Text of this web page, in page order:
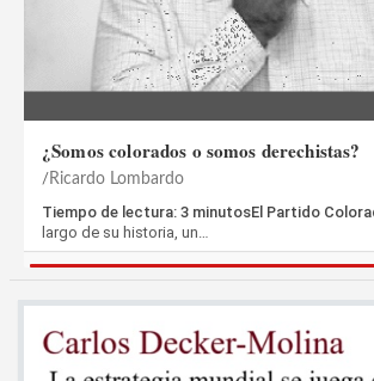
¿Somos colorados o somos derechistas?
Ricardo Lombardo
Tiempo de lectura: 3 minutosEl Partido
largo de su historia, un…